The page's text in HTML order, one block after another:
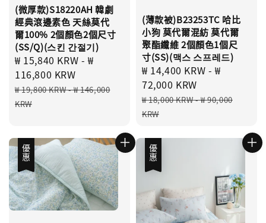
(微厚款)S18220AH 韓劇
經典滾邊素色 天絲莫代
爾100% 2個顏色2個尺寸
(SS/Q)(스킨 간절기)
Sale
price
₩ 15,840 KRW -₩
116,800 KRW
Regular
price
₩ 19,800 KRW-₩ 146,000
KRW
(薄款被)B23253TC 哈比
小狗 莫代爾混紡 莫代爾
聚酯纖維 2個顏色1個尺
寸(SS)(맥스 스프레드)
Sale
price
₩ 14,400 KRW -₩
72,000 KRW
Regular
price
₩ 18,000 KRW-₩ 90,000
KRW
優惠 優惠